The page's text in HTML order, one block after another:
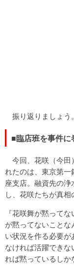
振り返りましょう。
■臨店班を事件に
今回、花咲（今田
れたのは、東京第
座支店。融資先の
し、花咲たちが真相
『花咲舞が黙って
が黙ってないこと
い状況を作る必要が
なければ活躍できな
れば黙っているしか